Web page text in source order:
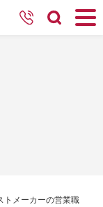
トメーカーの営業職